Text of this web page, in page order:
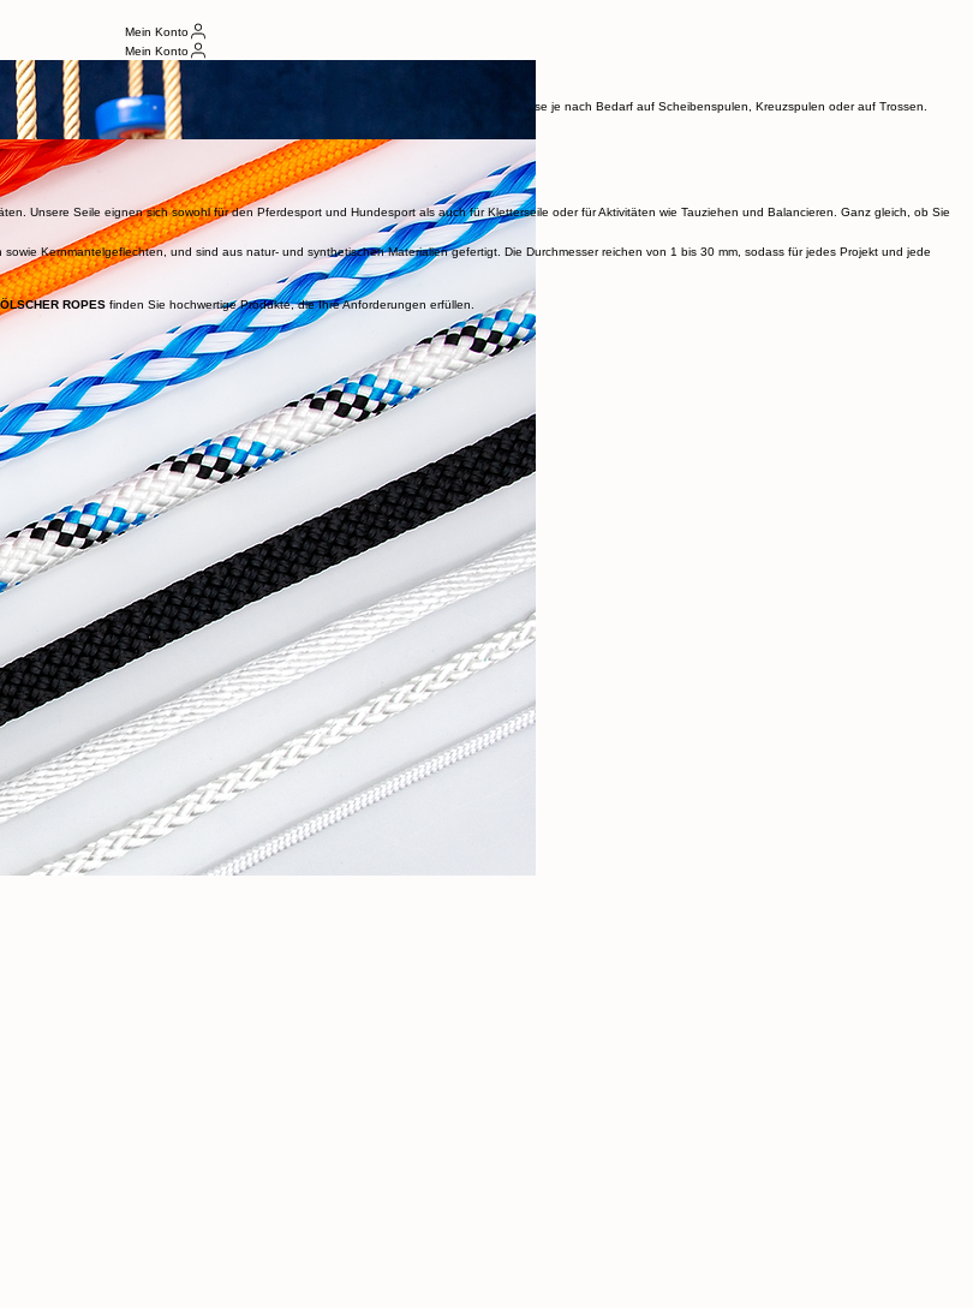
Mein Konto
Mein Konto
, Flach-, Spiral-, Quadratgeflechte, Kernmantelgeflechte, Gestrickt und vieles mehr.
Natur- und synthetische Materialien mit einem Durchmesser von 1 bis 30 mm und liefern diese je nach Bedarf auf Scheibenspulen, Kreuzspulen oder auf Trossen.
unverwechselbare Note verleihen.
Unsere Seile eignen sich sowohl für den Pferdesport und Hundesport als auch für Kletterseile oder für Aktivitäten wie Tauziehen und Balancieren. Ganz gleich, ob Sie
Kernmantelgeflechten, und sind aus natur- und synthetischen Materialien gefertigt. Die Durchmesser reichen von 1 bis 30 mm, sodass für jedes Projekt und jede
finden Sie hochwertige Produkte, die Ihre Anforderungen erfüllen.